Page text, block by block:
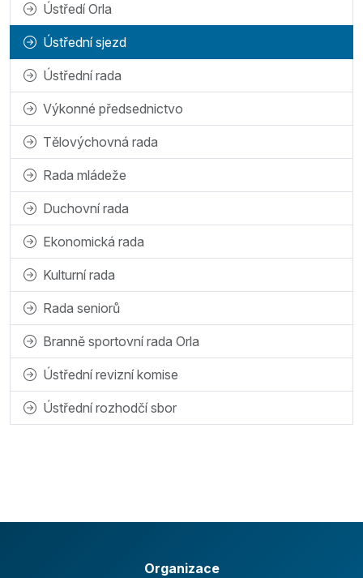
Ústředí Orla
Ústřední sjezd
Ústřední rada
Výkonné předsednictvo
Tělovýchovná rada
Rada mládeže
Duchovní rada
Ekonomická rada
Kulturní rada
Rada seniorů
Branně sportovní rada Orla
Ústřední revizní komise
Ústřední rozhodčí sbor
Organizace